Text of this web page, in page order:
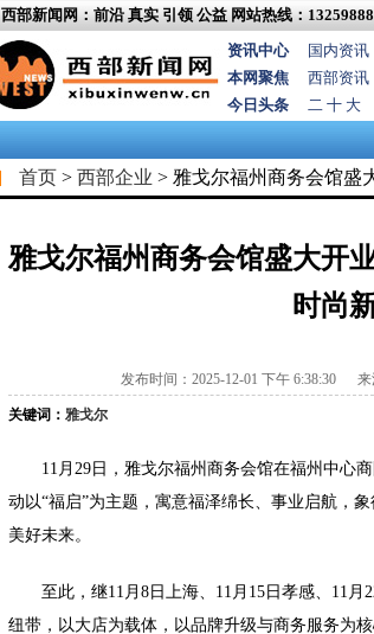
西部新闻网：前沿 真实 引领 公益 网站热线：
资讯中心
国内资讯
本网聚焦
西部资讯
今日头条
二 十 大
首页 > 西部企业 > 雅戈尔福州商务会馆盛
雅戈尔福州商务会馆盛大开
时尚
发布时间：2025-12-01 下午 6:38:30 来
关键词： 雅戈尔
11月29日，雅戈尔福州商务会馆在福州中心
动以“福启”为主题，寓意福泽绵长、事业启航，
美好未来。
至此，继11月8日上海、11月15日孝感、11
纽带，以大店为载体，以品牌升级与商务服务为